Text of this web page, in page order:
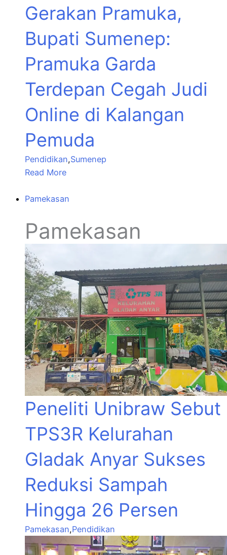
Gerakan Pramuka,
Bupati Sumenep:
Pramuka Garda
Terdepan Cegah Judi
Online di Kalangan
Pemuda
Pendidikan,Sumenep
Read More
Pamekasan
Pamekasan
Peneliti Unibraw Sebut
TPS3R Kelurahan
Gladak Anyar Sukses
Reduksi Sampah
Hingga 26 Persen
Pamekasan,Pendidikan